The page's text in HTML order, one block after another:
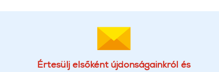
Értesülj elsőként újdonságainkról és